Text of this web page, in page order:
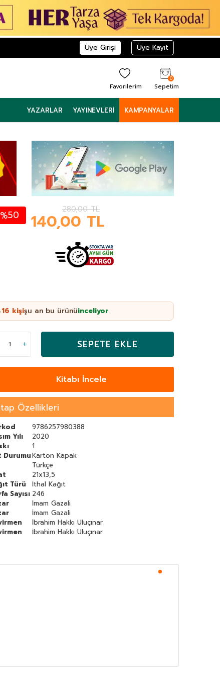
Üye Girişi Üye Kayıt
Favorilerim
0
Sepetim
YAZARLAR YAYINEVLERI KAMPANYALAR
%50 280,00TL
140,00 TL
16 kişişu an bu ürünüinceliyor
SEPETE EKLE
Kitabı İncele
Özellikleri
9786257980388
Yılı
2020
1
DurumuKarton Kapak
Türkçe
21x13,5
Türü
İthal Kağıt
Sayısı 246
İmam Gazali
İmam Gazali
İbrahim Hakkı Uluçınar
İbrahim Hakkı Uluçınar